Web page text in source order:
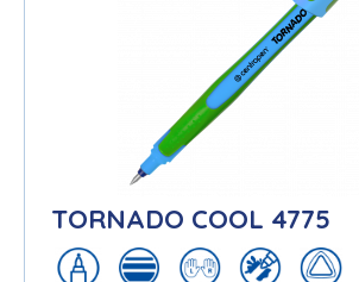
TORNADO COOL 4775